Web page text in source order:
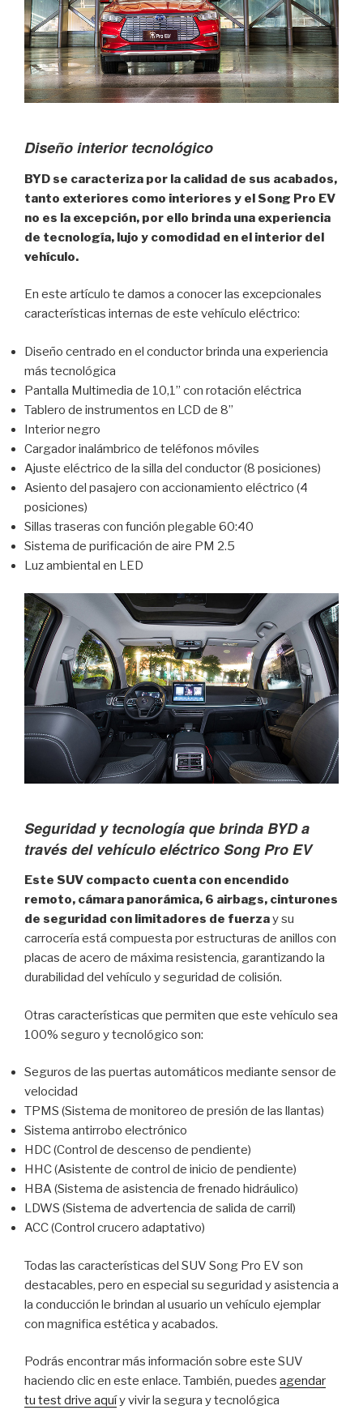
Diseño interior tecnológico
BYD se caracteriza por la calidad de sus acabados,
tanto exteriores como interiores y el Song Pro EV
no es la excepción, por ello brinda una experiencia
de tecnología, lujo y comodidad en el interior del
vehículo.
En este artículo te damos a conocer las excepcionales
características internas de este vehículo eléctrico:
Diseño centrado en el conductor brinda una experiencia
más tecnológica
Pantalla Multimedia de 10,1” con rotación eléctrica
Tablero de instrumentos en LCD de 8”
Interior negro
Cargador inalámbrico de teléfonos móviles
Ajuste eléctrico de la silla del conductor (8 posiciones)
Asiento del pasajero con accionamiento eléctrico (4
posiciones)
Sillas traseras con función plegable 60:40
Sistema de purificación de aire PM 2.5
Luz ambiental en LED
Seguridad y tecnología que brinda BYD a
través del vehículo eléctrico Song Pro EV
Este SUV compacto cuenta con encendido
remoto, cámara panorámica, 6 airbags, cinturones
de seguridad con limitadores de fuerzay su
carrocería está compuesta por estructuras de anillos con
placas de acero de máxima resistencia, garantizando la
durabilidad del vehículo y seguridad de colisión.
Otras características que permiten que este vehículo sea
100% seguro y tecnológico son:
Seguros de las puertas automáticos mediante sensor de
velocidad
TPMS (Sistema de monitoreo de presión de las llantas)
Sistema antirrobo electrónico
HDC (Control de descenso de pendiente)
HHC (Asistente de control de inicio de pendiente)
HBA (Sistema de asistencia de frenado hidráulico)
LDWS (Sistema de advertencia de salida de carril)
ACC (Control crucero adaptativo)
Todas las características del SUV Song Pro EV son
destacables, pero en especial su seguridad y asistencia a
la conducción le brindan al usuario un vehículo ejemplar
con magnifica estética y acabados.
Podrás encontrar más información sobre este SUV
haciendo clic en este enlace. También, puedes agendar
tu test drive aquíy vivir la segura y tecnológica